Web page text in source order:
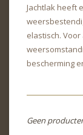
Jachtlak heeft
elastisch.
bescherming
Geen